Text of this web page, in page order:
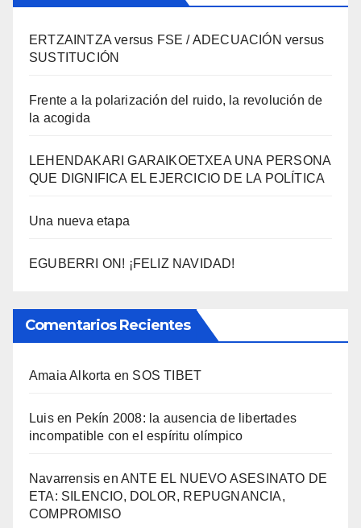
ERTZAINTZA versus FSE / ADECUACIÓN versus
SUSTITUCIÓN
Frente a la polarización del ruido, la revolución de
la acogida
LEHENDAKARI GARAIKOETXEA UNA PERSONA
QUE DIGNIFICA EL EJERCICIO DE LA POLÍTICA
Una nueva etapa
EGUBERRI ON! ¡FELIZ NAVIDAD!
Comentarios Recientes
Amaia Alkorta en SOS TIBET
Luisen Pekí­n 2008: la ausencia de libertades
incompatible con el espí­ritu olí­mpico
Navarrensis enANTE EL NUEVO ASESINATO DE
ETA: SILENCIO, DOLOR, REPUGNANCIA,
COMPROMISO